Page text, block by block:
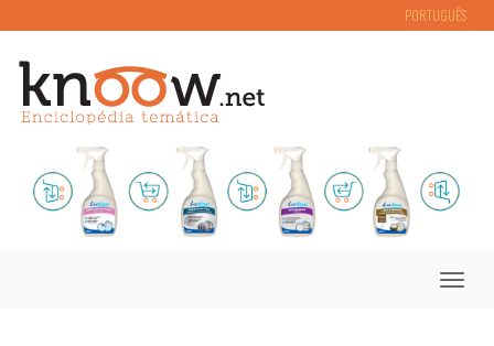
PORTUGUÊS
Toggle